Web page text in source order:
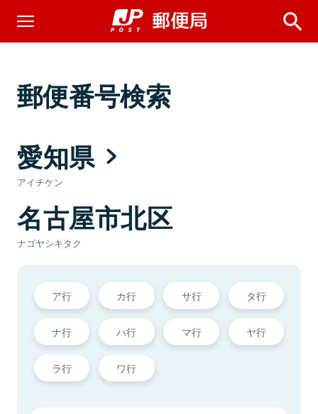
郵便番号検索
愛知県
アイチケン
名古屋市北区
ナゴヤシキタク
ア行 カ行 サ行 タ行
ナ行 ハ行 マ行 ヤ行
ラ行 ワ行